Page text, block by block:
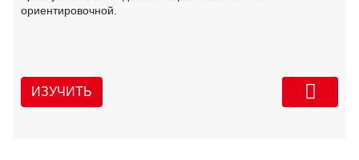
ориентировочной.
ИЗУЧИТЬ